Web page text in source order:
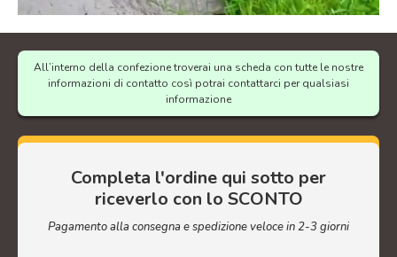
All’interno della confezione troverai una scheda con tutte le nostre
informazioni di contatto così potrai contattarci per qualsiasi
informazione
Completa l'ordine qui sotto per
riceverlo con lo SCONTO
Pagamento alla consegna e spedizione veloce in 2-3 giorni